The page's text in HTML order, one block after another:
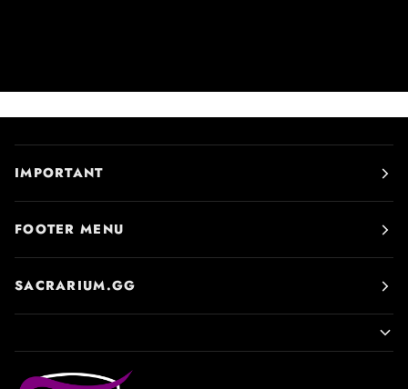
IMPORTANT
FOOTER MENU
SACRARIUM.GG